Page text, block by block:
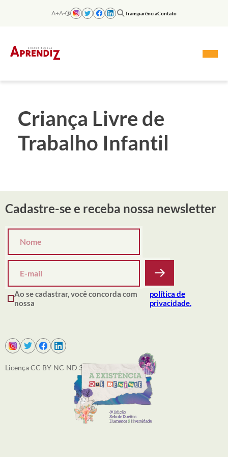
A+A- TransparênciaContato
Criança Livre de
Trabalho Infantil
Cadastre-se e receba nossa newsletter
Ao se cadastrar, você concorda com
nossa
política de
privacidade.
Licença CC BY-NC-ND 3.0